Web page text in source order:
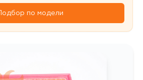
Подбор по модели